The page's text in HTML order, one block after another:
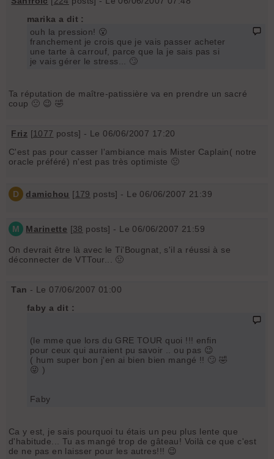
marika a dit :
ouh la pression! 😮
franchement je crois que je vais passer acheter
une tarte à carrouf, parce que la je sais pas si
je vais gérer le stress... 🙄
Ta réputation de maître-patissière va en prendre un sacré
coup 🙁 😉 🤣
Friz [1077 posts] - Le 06/06/2007 17:20
C'est pas pour casser l'ambiance mais Mister Caplain( notre
oracle préféré) n'est pas très optimiste 🤢
D damichou [179 posts] - Le 06/06/2007 21:39
M Marinette [38 posts] - Le 06/06/2007 21:59
On devrait être là avec le Ti'Bougnat, s'il a réussi à se
déconnecter de VTTour... 🤢
Tan - Le 07/06/2007 01:00
faby a dit :
(le mme que lors du GRE TOUR quoi !!! enfin
pour ceux qui auraient pu savoir .. ou pas 😉
( hum super bon j'en ai bien bien mangé !! 🙄 🤣
😜 )
Faby
Ca y est, je sais pourquoi tu étais un peu plus lente que
d'habitude... Tu as mangé trop de gâteau! Voilà ce que c'est
de ne pas en laisser pour les autres!!! 😉